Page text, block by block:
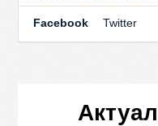
Facebook Twitter